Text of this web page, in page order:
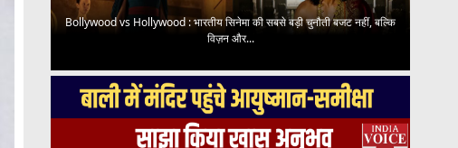
Bollywood vs Hollywood : भारतीय सिनेमा की सबसे बड़ी चुनौती बजट नहीं, बल्कि
विज़न और...